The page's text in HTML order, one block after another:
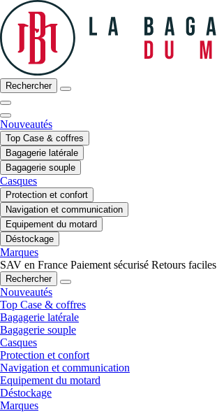
Rechercher
Nouveautés
Top Case & coffres
Bagagerie latérale
Bagagerie souple
Casques
Protection et confort
Navigation et communication
Equipement du motard
Déstockage
Marques
SAV en France Paiement sécurisé Retours faciles
Rechercher
Nouveautés
Top Case & coffres
Bagagerie latérale
Bagagerie souple
Casques
Protection et confort
Navigation et communication
Equipement du motard
Déstockage
Marques